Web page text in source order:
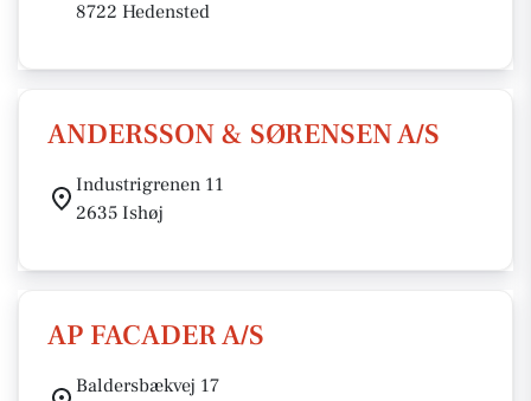
8722 Hedensted
ANDERSSON & SØRENSEN A/S
Industrigrenen 11
2635 Ishøj
AP FACADER A/S
Baldersbækvej 17